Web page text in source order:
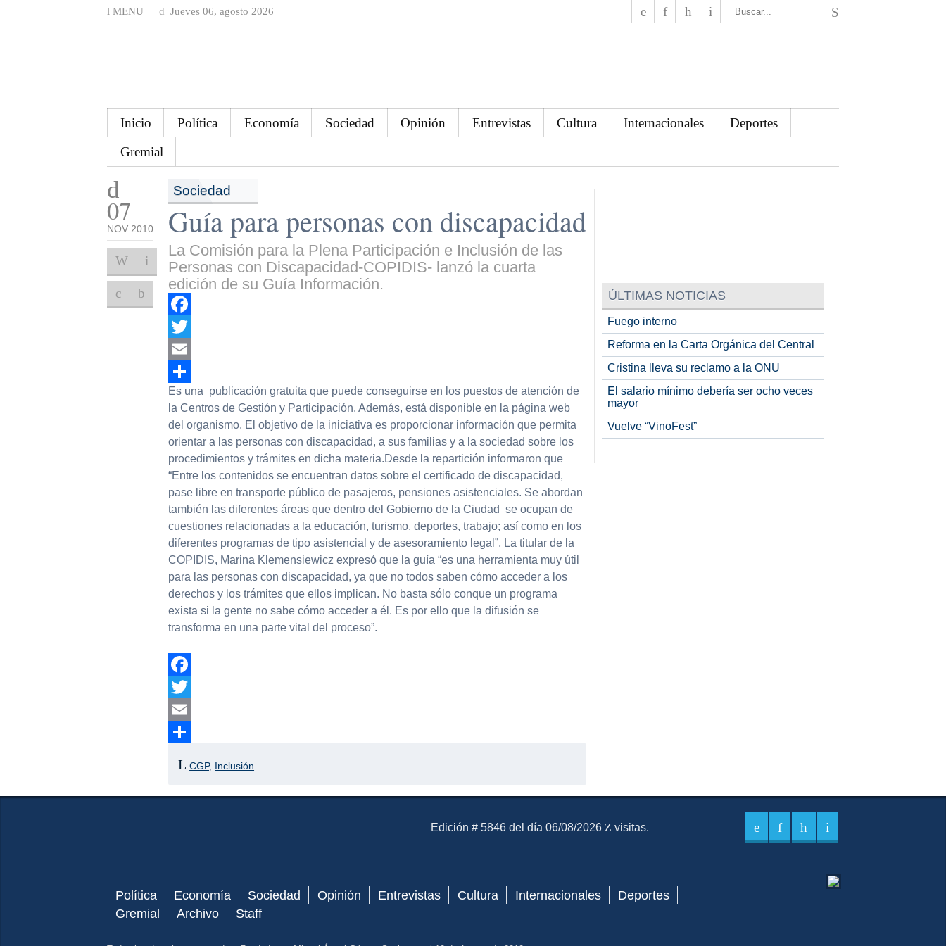
MENU Jueves 06, agosto 2026
Inicio Política Economía Sociedad Opinión Entrevistas Cultura Internacionales
Deportes
Gremial
07
NOV 2010
Sociedad
Guía para personas con discapacidad
La Comisión para la Plena Participación e Inclusión de las
Personas con Discapacidad-COPIDIS- lanzó la cuarta
edición de su Guía Información.
Facebook
Twitter
Email
Compartir
Es una publicación gratuita que puede conseguirse en los puestos de atención de
la Centros de Gestión y Participación. Además, está disponible en la página web
del organismo. El objetivo de la iniciativa es proporcionar información que permita
orientar a las personas con discapacidad, a sus familias y a la sociedad sobre los
procedimientos y trámites en dicha materia.Desde la repartición informaron que
“Entre los contenidos se encuentran datos sobre el certificado de discapacidad,
pase libre en transporte público de pasajeros, pensiones asistenciales. Se abordan
también las diferentes áreas que dentro del Gobierno de la Ciudad se ocupan de
cuestiones relacionadas a la educación, turismo, deportes, trabajo; así como en los
diferentes programas de tipo asistencial y de asesoramiento legal”, La titular de la
COPIDIS, Marina Klemensiewicz expresó que la guía “es una herramienta muy útil
para las personas con discapacidad, ya que no todos saben cómo acceder a los
derechos y los trámites que ellos implican. No basta sólo conque un programa
exista si la gente no sabe cómo acceder a él. Es por ello que la difusión se
transforma en una parte vital del proceso”.
Facebook
Twitter
Email
CGP, Inclusión
ÚLTIMAS NOTICIAS
Fuego interno
Reforma en la Carta Orgánica del Central
Cristina lleva su reclamo a la ONU
El salario mínimo debería ser ocho veces
mayor
Vuelve “VinoFest”
El Mensajero Diario
Edición # 5846 del día 06/08/2026 visitas.
Política Economía Sociedad Opinión Entrevistas Cultura Internacionales
Deportes
Gremial
Archivo Staff